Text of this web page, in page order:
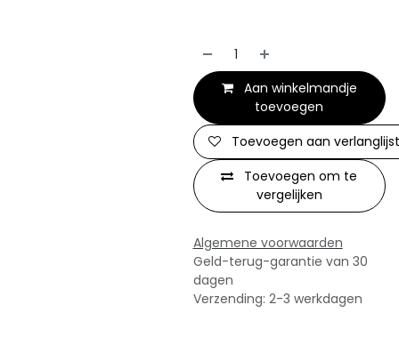
Aan winkelmandje
toevoegen
Toevoegen om te
vergelijken
Toevoegen aan verlanglijst
Algemene voorwaarden
Geld-terug-garantie van 30
dagen
Verzending: 2-3 werkdagen